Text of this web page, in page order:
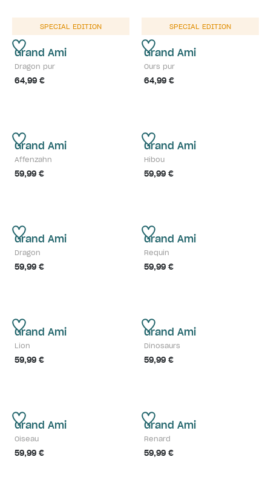
SPECIAL EDITION
Grand Ami
Dragon pur
64,99 €
SPECIAL EDITION
Grand Ami
Ours pur
64,99 €
Grand Ami
Affenzahn
59,99 €
Grand Ami
Hibou
59,99 €
Grand Ami
Dragon
59,99 €
Grand Ami
Requin
59,99 €
Grand Ami
Lion
59,99 €
Grand Ami
Dinosaurs
59,99 €
Grand Ami
Oiseau
59,99 €
Grand Ami
Renard
59,99 €